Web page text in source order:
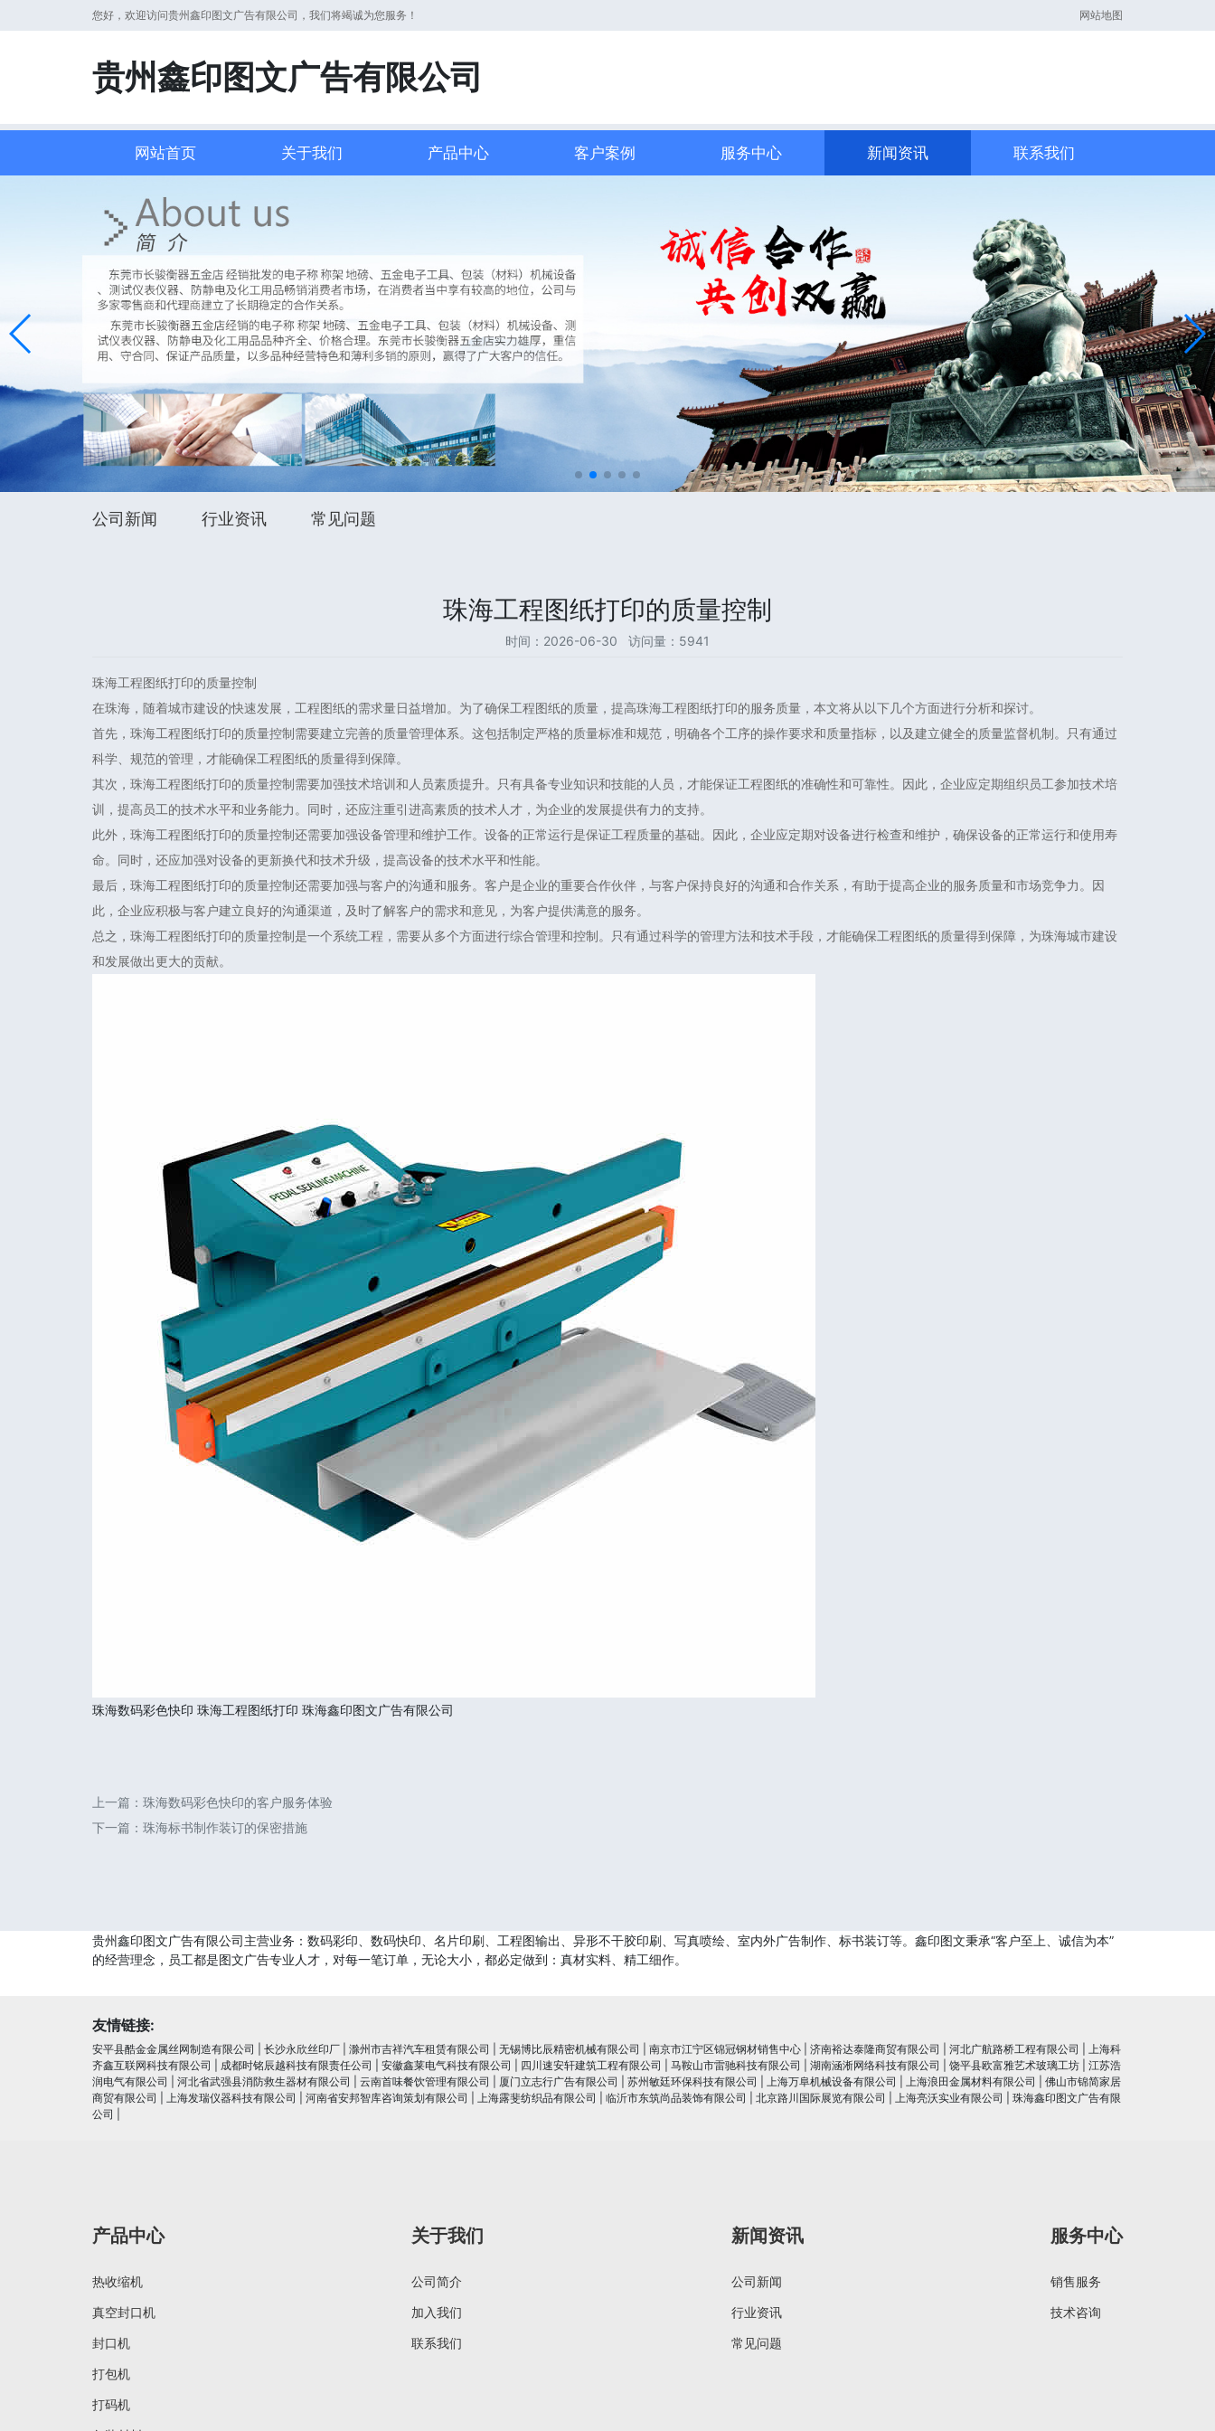
您好，欢迎访问贵州鑫印图文广告有限公司，我们将竭诚为您服务！ 网站地图
贵州鑫印图文广告有限公司
网站首页 关于我们 产品中心 客户案例 服务中心 新闻资讯 联系我们
公司新闻 行业资讯 常见问题
珠海工程图纸打印的质量控制
时间：2026-06-30 访问量：5941
珠海工程图纸打印的质量控制
在珠海，随着城市建设的快速发展，工程图纸的需求量日益增加。为了确保工程图纸的质量，提高珠海工程图纸打印的服务质量，本文将从以下几个方面进行分析和探讨。
首先，珠海工程图纸打印的质量控制需要建立完善的质量管理体系。这包括制定严格的质量标准和规范，明确各个工序的操作要求和质量指标，以及建立健全的质量监督机制。只有通过
科学、规范的管理，才能确保工程图纸的质量得到保障。
其次，珠海工程图纸打印的质量控制需要加强技术培训和人员素质提升。只有具备专业知识和技能的人员，才能保证工程图纸的准确性和可靠性。因此，企业应定期组织员工参加技术培
训，提高员工的技术水平和业务能力。同时，还应注重引进高素质的技术人才，为企业的发展提供有力的支持。
此外，珠海工程图纸打印的质量控制还需要加强设备管理和维护工作。设备的正常运行是保证工程质量的基础。因此，企业应定期对设备进行检查和维护，确保设备的正常运行和使用寿
命。同时，还应加强对设备的更新换代和技术升级，提高设备的技术水平和性能。
最后，珠海工程图纸打印的质量控制还需要加强与客户的沟通和服务。客户是企业的重要合作伙伴，与客户保持良好的沟通和合作关系，有助于提高企业的服务质量和市场竞争力。因
此，企业应积极与客户建立良好的沟通渠道，及时了解客户的需求和意见，为客户提供满意的服务。
总之，珠海工程图纸打印的质量控制是一个系统工程，需要从多个方面进行综合管理和控制。只有通过科学的管理方法和技术手段，才能确保工程图纸的质量得到保障，为珠海城市建设
和发展做出更大的贡献。
珠海数码彩色快印 珠海工程图纸打印 珠海鑫印图文广告有限公司
上一篇： 珠海数码彩色快印的客户服务体验
下一篇： 珠海标书制作装订的保密措施
贵州鑫印图文广告有限公司主营业务：数码彩印、数码快印、名片印刷、工程图输出、异形不干胶印刷、写真喷绘、室内外广告制作、标书装订等。鑫印图文秉承“客户至上、诚信为本”
的经营理念，员工都是图文广告专业人才，对每一笔订单，无论大小，都必定做到：真材实料、精工细作。
友情链接:
安平县酷金金属丝网制造有限公司 长沙永欣丝印厂 滁州市吉祥汽车租赁有限公司 无锡博比辰精密机械有限公司 南京市江宁区锦冠钢材销售中心 济南裕达泰隆商贸有限公司 河北广航路桥工程有限公司
上海科
齐鑫互联网科技有限公司
成都时铭辰越科技有限责任公司 安徽鑫莱电气科技有限公司 四川速安轩建筑工程有限公司 马鞍山市雷驰科技有限公司 湖南涵淅网络科技有限公司 饶平县欧富雅艺术玻璃工坊
江苏浩
润电⽓有限公司
河北省武强县消防救生器材有限公司 云南首味餐饮管理有限公司 厦门立志行广告有限公司 苏州敏廷环保科技有限公司 上海万阜机械设备有限公司 上海浪田金属材料有限公司
佛山市锦简家居
商贸有限公司
上海发瑞仪器科技有限公司 河南省安邦智库咨询策划有限公司 上海露斐纺织品有限公司 临沂市东筑尚品装饰有限公司 北京路川国际展览有限公司 上海亮沃实业有限公司
珠海鑫印图文广告有限
公司
产品中心
热收缩机
真空封口机
封口机
打包机
打码机
关于我们
公司简介
加入我们
联系我们
新闻资讯
公司新闻
行业资讯
常见问题
服务中心
销售服务
技术咨询